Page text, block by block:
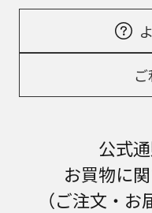
公式
お買物に
（ご注文・お